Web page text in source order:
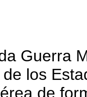
Guerra
los
de